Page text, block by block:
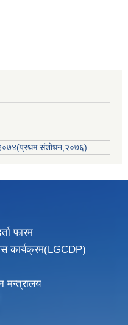
संशोधन,२०७६)
फारम
कार्यक्रम(LGCDP)
मन्त्रालय